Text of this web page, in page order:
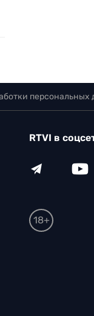
персональных
RTVI в
18+